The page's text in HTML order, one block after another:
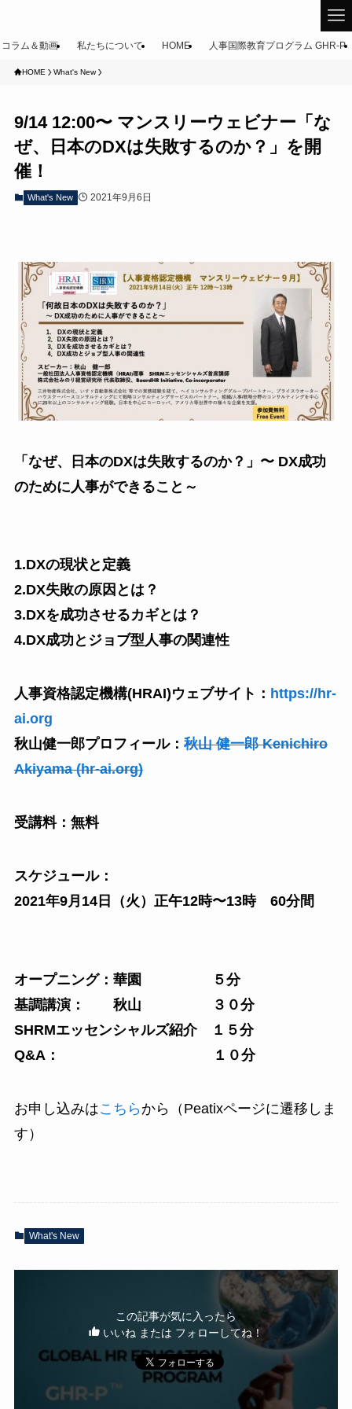
コラム＆動画 私たちについて HOME 人事国際教育プログラム GHR-P
HOME What's New
9/14 12:00〜 マンスリーウェビナー「な
ぜ、日本のDXは失敗するのか？」を開
催！
What's New 2021年9月6日
「なぜ、日本のDXは失敗するのか？」 〜 DX成功
のために人事ができること～
1.DXの現状と定義
2.DX失敗の原因とは？
3.DXを成功させるカギとは？
4.DX成功とジョブ型人事の関連性
人事資格認定機構(HRAI)ウェブサイト： https://hr-
ai.org
秋山健一郎プロフィール： 秋山 健一郎 Kenichiro
Akiyama (hr-ai.org)
受講料：無料
スケジュール：
2021年9月14日（火）正午12時〜13時 60分間
オープニング：華園 ５分
基調講演： 秋山 ３０分
SHRMエッセンシャルズ紹介 １５分
Q&A： １０分
お申し込みはこちらから（Peatixページに遷移しま
す）
What's New
この記事が気に入ったら
いいね または フォローしてね！